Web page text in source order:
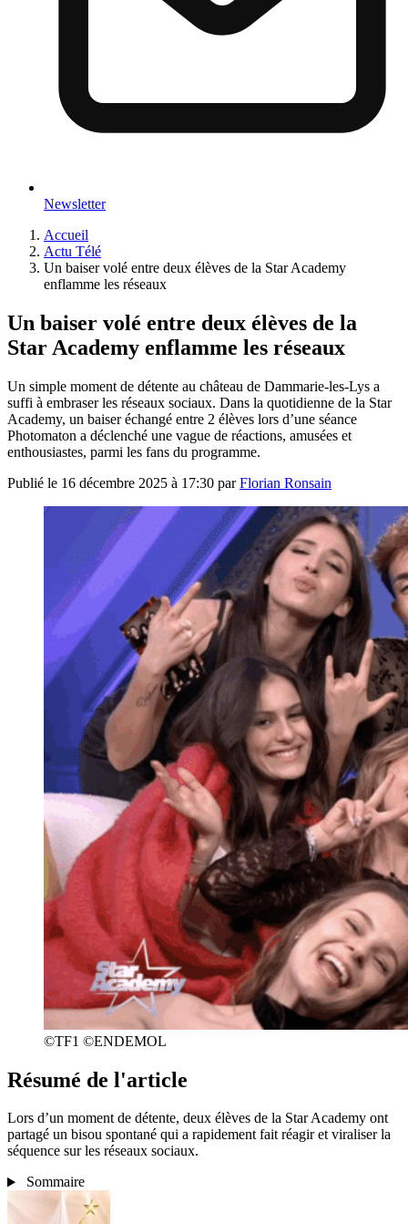
Newsletter
Accueil
Actu Télé
Un baiser volé entre deux élèves de la Star Academy
enflamme les réseaux
Un baiser volé entre deux élèves de la
Star Academy enflamme les réseaux
Un simple moment de détente au château de Dammarie-les-Lys a
suffi à embraser les réseaux sociaux. Dans la quotidienne de la Star
Academy, un baiser échangé entre 2 élèves lors d’une séance
Photomaton a déclenché une vague de réactions, amusées et
enthousiastes, parmi les fans du programme.
Publié le 16 décembre 2025 à 17:30 parFlorian Ronsain
©TF1 ©ENDEMOL
Résumé de l'article
Lors d’un moment de détente, deux élèves de la Star Academy ont
partagé un bisou spontané qui a rapidement fait réagir et viraliser la
séquence sur les réseaux sociaux.
Sommaire